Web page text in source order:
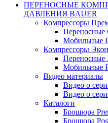
ПЕРЕНОСНЫЕ
ДАВЛЕНИЯ BAUER
Компрессоры
Переносные
Мобильные
Компрессоры
Переносные
Мобильные
Видео материалы
Видео о
Видео о
Каталоги
Брошюра
Брошюра